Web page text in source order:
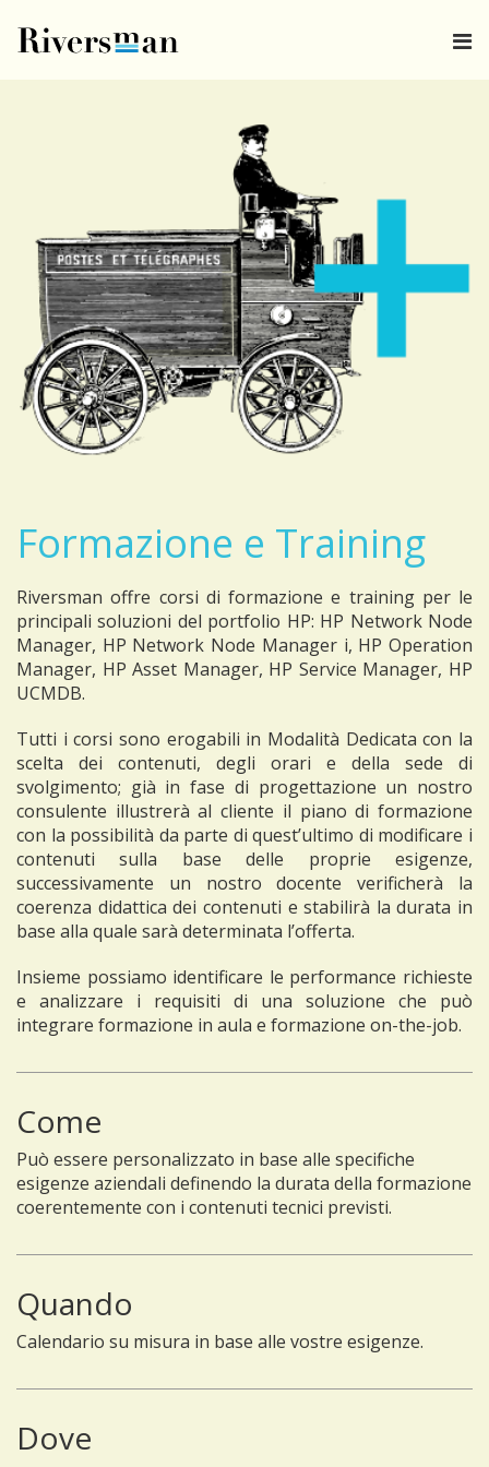
Formazione e Training
Riversman offre corsi di formazione e training per le
principali soluzioni del portfolio HP: HP Network Node
Manager, HP Network Node Manager i, HP Operation
Manager, HP Asset Manager, HP Service Manager, HP
UCMDB.
Tutti i corsi sono erogabili in Modalità Dedicata con la
scelta dei contenuti, degli orari e della sede di
svolgimento; già in fase di progettazione un nostro
consulente illustrerà al cliente il piano di formazione
con la possibilità da parte di quest’ultimo di modificare i
contenuti sulla base delle proprie esigenze,
successivamente un nostro docente verificherà la
coerenza didattica dei contenuti e stabilirà la durata in
base alla quale sarà determinata l’offerta.
Insieme possiamo identificare le performance richieste
e analizzare i requisiti di una soluzione che può
integrare formazione in aula e formazione on-the-job.
Come
Può essere personalizzato in base alle specifiche
esigenze aziendali definendo la durata della formazione
coerentemente con i contenuti tecnici previsti.
Quando
Calendario su misura in base alle vostre esigenze.
Dove